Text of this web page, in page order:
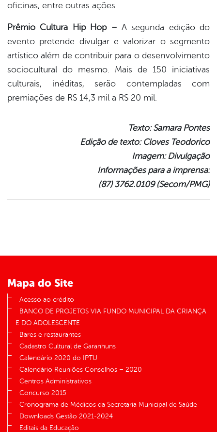
oficinas, entre outras ações.
Prêmio Cultura Hip Hop – A segunda edição do
evento pretende divulgar e valorizar o segmento
artístico além de contribuir para o desenvolvimento
sociocultural do mesmo. Mais de 150 iniciativas
culturais, inéditas, serão contempladas com
premiações de R$ 14,3 mil a R$ 20 mil.
Texto: Samara Pontes
Edição de texto: Cloves Teodorico
Imagem: Divulgação
Informações para a imprensa:
(87) 3762.0109 (Secom/PMG)
Mapa do Site
Acesso ao crédito
BANCO DE PROJETOS VIA FUNDO MUNICIPAL DA CRIANÇA
E DO ADOLESCENTE
Bares e restaurantes
Cadastro Cultural de Garanhuns
Calendário 2020 do IPTU
Calendário Reuniões Conselhos – 2020
Centros Administrativos
Concurso 2015
Cronograma de Médicos da Secretaria Municipal de Saúde
Downloads Gestão 2021-2024
Editais da Educação